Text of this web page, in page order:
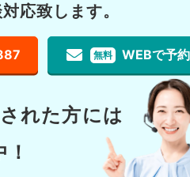
応致します。
無料 WEBで予
れた方には